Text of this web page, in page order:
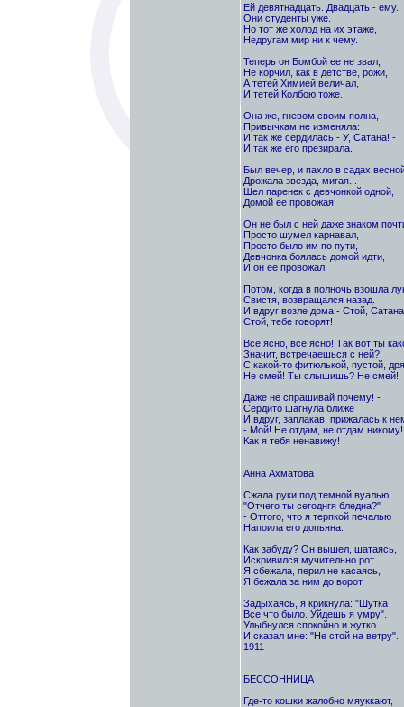
Ей девятнадцать. Двадцать - ему.
Они студенты уже.
Но тот же холод на их этаже,
Недругам мир ни к чему.
Теперь он Бомбой ее не звал,
Не корчил, как в детстве, рожи,
А тетей Химией величал,
И тетей Колбою тоже.
Она же, гневом своим полна,
Привычкам не изменяла:
И так же сердилась:- У, Сатана! -
И так же его презирала.
Был вечер, и пахло в садах
Дрожала звезда, мигая...
Шел паренек с девчонкой одной,
Домой ее провожая.
Он не был с ней даже знаком
Просто шумел карнавал,
Просто было им по пути,
Девчонка боялась домой идти,
И он ее провожал.
Потом, когда в полночь взошла
Свистя, возвращался назад.
И вдруг возле дома:- Стой,
Стой, тебе говорят!
Все ясно, все ясно! Так вот ты
Значит, встречаешься с ней?!
С какой-то фитюлькой, пустой,
Не смей! Ты слышишь? Не смей!
Даже не спрашивай почему! -
Сердито шагнула ближе
И вдруг, заплакав, прижалась к
- Мой! Не отдам, не отдам никому!
Как я тебя ненавижу!
Анна Ахматова
Сжала руки под темной вуалью...
"Отчего ты сегоднгя бледна?"
- Оттого, что я терпкой печалью
Напоила его допьяна.
Как забуду? Он вышел, шатаясь,
Искривился мучительно рот...
Я сбежала, перил не касаясь,
Я бежала за ним до ворот.
Задыхаясь, я крикнула: "Шутка
Все что было. Уйдешь я умру".
Улыбнулся спокойно и жутко
И сказал мне: "Не стой на ветру".
1911
БЕССОННИЦА
Где-то кошки жалобно мяуккают,